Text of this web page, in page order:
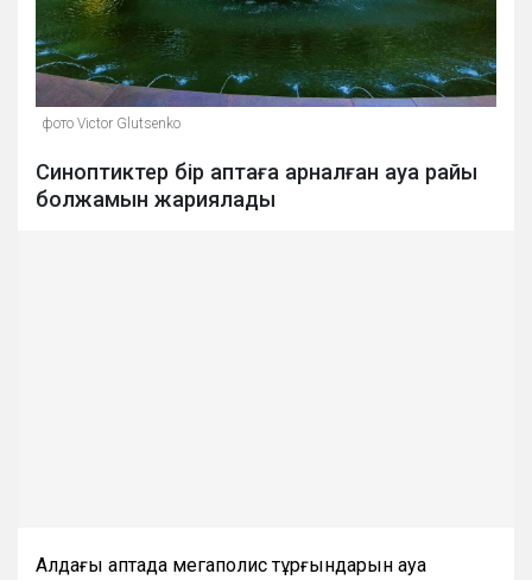
фото Victor Glutsenko
Синоптиктер бір аптаға арналған ауа райы
болжамын жариялады
Алдағы аптада мегаполис тұрғындарын ауа